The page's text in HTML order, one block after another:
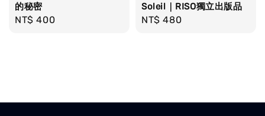
的秘密
Regular
NT$ 400
Soleil｜RISO獨立出版品
Regular
NT$ 480